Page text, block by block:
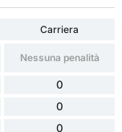
Carriera
Nessuna penalità
0
0
0